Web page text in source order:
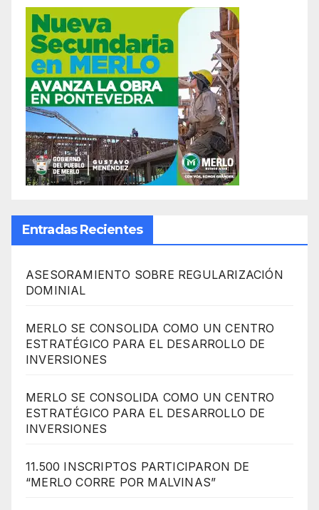
Entradas Recientes
ASESORAMIENTO SOBRE REGULARIZACIÓN
DOMINIAL
MERLO SE CONSOLIDA COMO UN CENTRO
ESTRATÉGICO PARA EL DESARROLLO DE
INVERSIONES
MERLO SE CONSOLIDA COMO UN CENTRO
ESTRATÉGICO PARA EL DESARROLLO DE
INVERSIONES
11.500 INSCRIPTOS PARTICIPARON DE
“MERLO CORRE POR MALVINAS”